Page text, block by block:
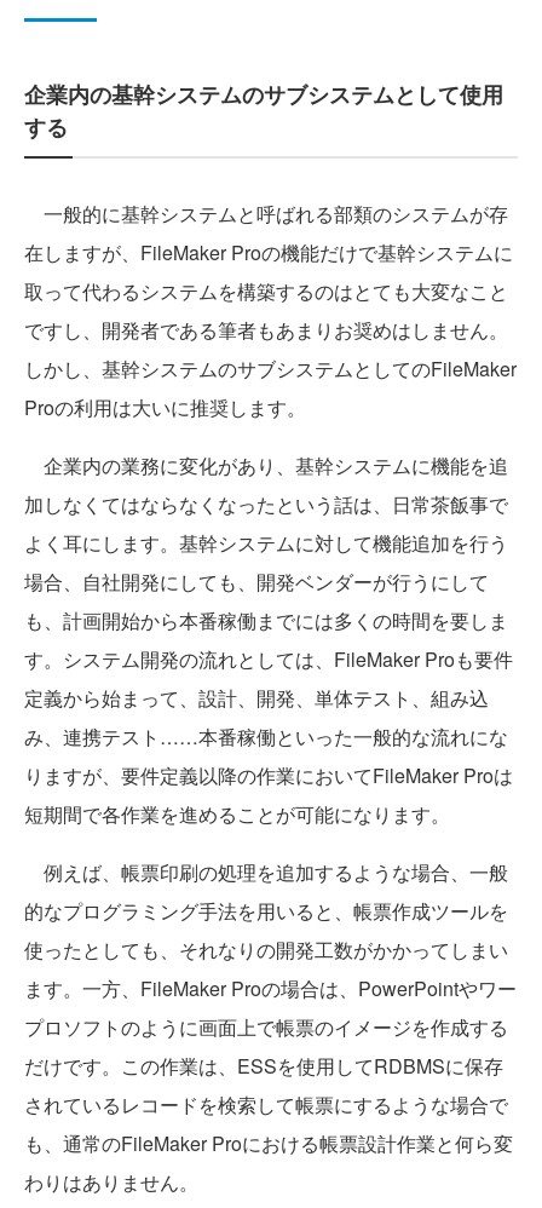
企業内の基幹システムのサブシステムとして使用
する
一般的に基幹システムと呼ばれる部類のシステムが存
在しますが、FileMaker Proの機能だけで基幹システムに
取って代わるシステムを構築するのはとても大変なこと
ですし、開発者である筆者もあまりお奨めはしません。
しかし、基幹システムのサブシステムとしてのFileMaker
Proの利用は大いに推奨します。
企業内の業務に変化があり、基幹システムに機能を追
加しなくてはならなくなったという話は、日常茶飯事で
よく耳にします。基幹システムに対して機能追加を行う
場合、自社開発にしても、開発ベンダーが行うにして
も、計画開始から本番稼働までには多くの時間を要しま
す。システム開発の流れとしては、FileMaker Proも要件
定義から始まって、設計、開発、単体テスト、組み込
み、連携テスト……本番稼働といった一般的な流れにな
りますが、要件定義以降の作業においてFileMaker Proは
短期間で各作業を進めることが可能になります。
例えば、帳票印刷の処理を追加するような場合、一般
的なプログラミング手法を用いると、帳票作成ツールを
使ったとしても、それなりの開発工数がかかってしまい
ます。一方、FileMaker Proの場合は、PowerPointやワー
プロソフトのように画面上で帳票のイメージを作成する
だけです。この作業は、ESSを使用してRDBMSに保存
されているレコードを検索して帳票にするような場合で
も、通常のFileMaker Proにおける帳票設計作業と何ら変
わりはありません。